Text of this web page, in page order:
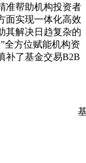
准帮助机构投资者
面实现一体化高效
其解决日趋复杂的
全方位赋能机构资
补了基金交易B2B